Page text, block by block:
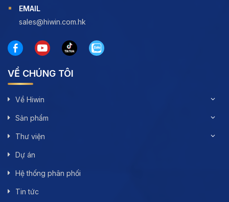
EMAIL
sales@hiwin.com.hk
VỀ CHÚNG TÔI
Về Hiwin
Sản phẩm
Thư viện
Dự án
Hệ thống phân phối
Tin tức